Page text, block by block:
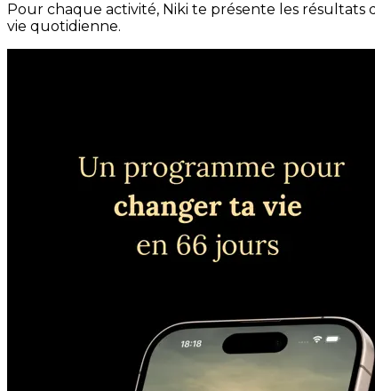
Pour chaque activité, Niki te présente les
vie quotidienne.